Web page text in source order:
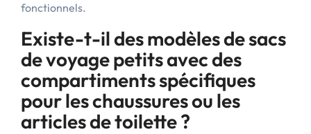
fonctionnels.
Existe-t-il des modèles de sacs
de voyage petits avec des
compartiments spécifiques
pour les chaussures ou les
articles de toilette ?